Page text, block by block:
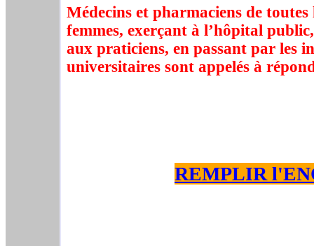
Médecins et pharmaciens de toutes
femmes, exerçant à l’hôpital
aux praticiens, en passant par les
universitaires sont appelés à
REMPLIR